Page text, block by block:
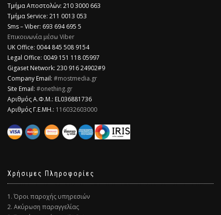
Τμήμα Αποστολών: 210 3000 663
Τμήμα Service: 211 0013 053
Sms – Viber: 693 694 695 5
Επικοινωνία μέσω Viber
​UK Office: 0044 845 508 9154
Legal Office: 0049 151 118 05997
Gigaset Network: 230 916 24902#9
Company Email: #mostmedia.gr
Site Email: #onething.gr
Αριθμός Α.Φ.Μ.: EL036881736
Αριθμός Γ.Ε.ΜΗ.: 116032603000
Χρήσιμες Πληροφορίες
1. Όροι παροχής υπηρεσιών
2. Ακύρωση παραγγελίας